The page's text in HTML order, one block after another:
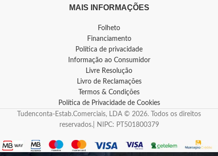
MAIS INFORMAÇÕES
Folheto
Financiamento
Política de privacidade
Informação ao Consumidor
Livre Resolução
Livro de Reclamações
Termos & Condições
Política de Privacidade de Cookies
Tudenconta-Estab.Comerciais, LDA © 2026. Todos os direitos
reservados.| NIPC: PT501800379